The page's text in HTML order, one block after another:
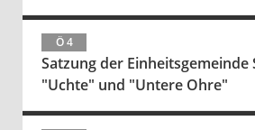
Ö 4
Satzung der
"Uchte" und "Untere Ohre"